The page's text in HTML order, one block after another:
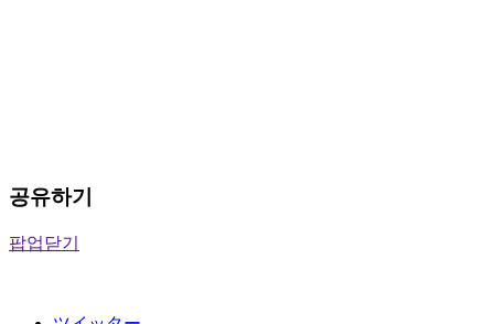
공유하기
팝업닫기